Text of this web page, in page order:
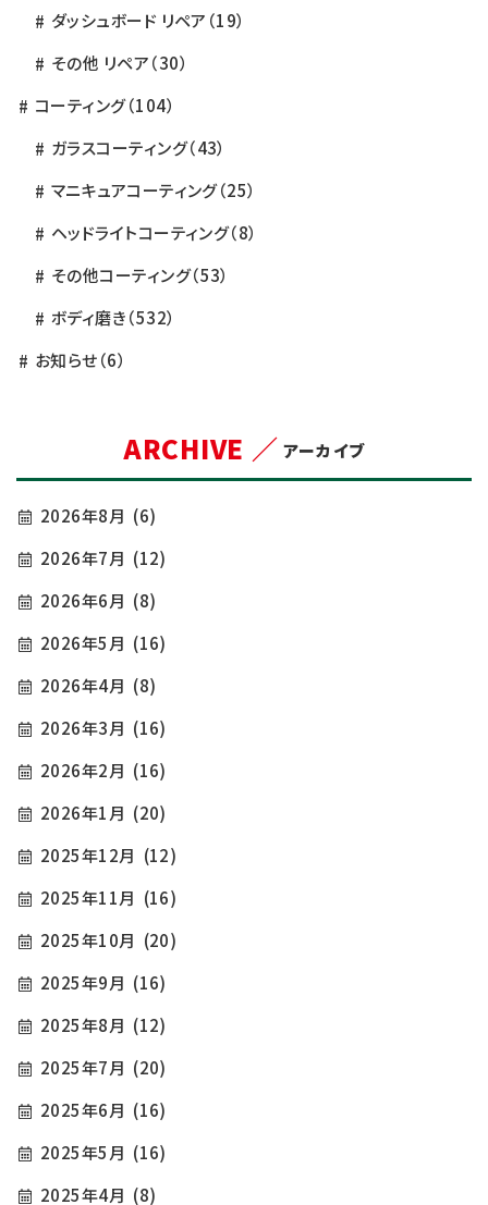
ダッシュボード リペア （19）
その他 リペア（30）
コーティング（104）
ガラスコーティング（43）
マニキュアコーティング（25）
ヘッドライトコーティング（8）
その他コーティング（53）
ボディ磨き（532）
お知らせ（6）
ARCHIVE ／ アーカイブ
2026年8月 (6)
2026年7月 (12)
2026年6月 (8)
2026年5月 (16)
2026年4月 (8)
2026年3月 (16)
2026年2月 (16)
2026年1月 (20)
2025年12月 (12)
2025年11月 (16)
2025年10月 (20)
2025年9月 (16)
2025年8月 (12)
2025年7月 (20)
2025年6月 (16)
2025年5月 (16)
2025年4月 (8)